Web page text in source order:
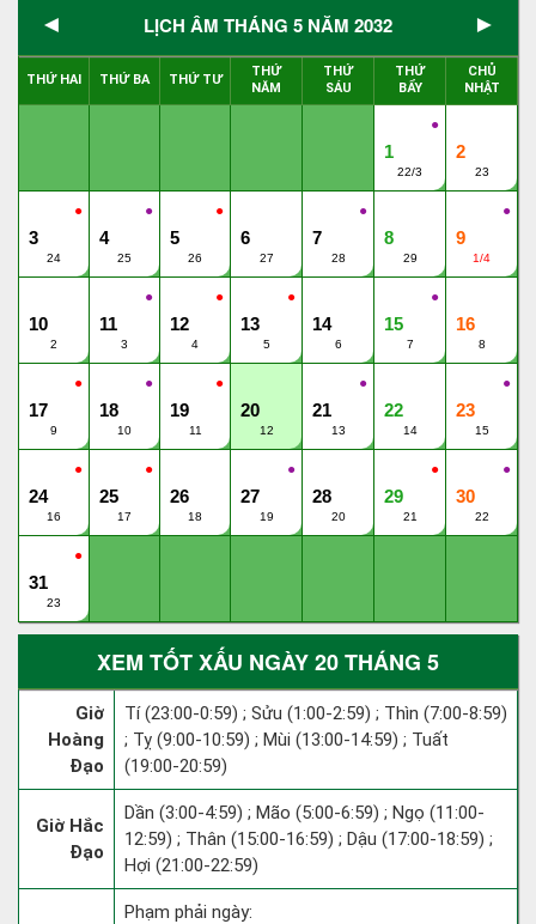
◄ LỊCH ÂM THÁNG 5 NĂM 2032 ►
THỨ HAI THỨ BA THỨ TƯ
THỨ
NĂM
THỨ
SÁU
THỨ
BẨY
CHỦ
NHẬT
●
1
22/3
2
23
●
3
24
●
4
25
●
5
26
6
27
●
7
28
8
29
●
9
1/4
10
2
●
11
3
●
12
4
●
13
5
14
6
●
15
7
16
8
●
17
9
●
18
10
●
19
11
20
12
●
21
13
22
14
●
23
15
●
24
16
●
25
17
26
18
●
27
19
28
20
●
29
21
●
30
22
●
31
23
XEM TỐT XẤU NGÀY 20 THÁNG 5
Giờ
Hoàng
Đạo
Tí (23:00-0:59) ; Sửu (1:00-2:59) ; Thìn (7:00-8:59)
; Tỵ (9:00-10:59) ; Mùi (13:00-14:59) ; Tuất
(19:00-20:59)
Giờ Hắc
Đạo
Dần (3:00-4:59) ; Mão (5:00-6:59) ; Ngọ (11:00-
12:59) ; Thân (15:00-16:59) ; Dậu (17:00-18:59) ;
Hợi (21:00-22:59)
Phạm phải ngày: